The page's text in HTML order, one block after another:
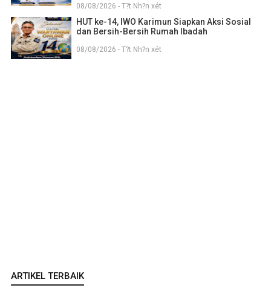
08/08/2026 - T?t Nh?n xét
HUT ke-14, IWO Karimun Siapkan Aksi Sosial
dan Bersih-Bersih Rumah Ibadah
08/08/2026 - T?t Nh?n xét
ARTIKEL TERBAIK